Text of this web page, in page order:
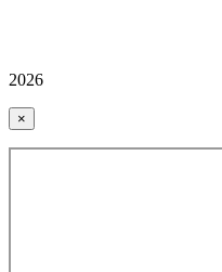
2026
×